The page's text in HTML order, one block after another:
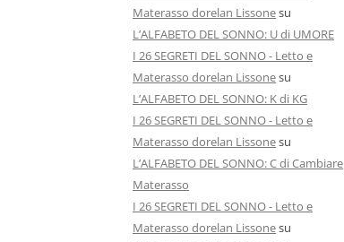
Materasso dorelan Lissonesu
L’ALFABETO DEL SONNO: U di UMORE
I 26 SEGRETI DEL SONNO - Letto e
Materasso dorelan Lissonesu
L’ALFABETO DEL SONNO: K di KG
I 26 SEGRETI DEL SONNO - Letto e
Materasso dorelan Lissonesu
L’ALFABETO DEL SONNO: C di Cambiare
Materasso
I 26 SEGRETI DEL SONNO - Letto e
Materasso dorelan Lissonesu